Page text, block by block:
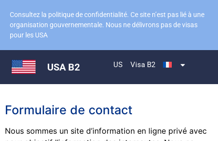
Consultez la politique de confidentialité. Ce site n’est pas lié à une
organisation gouvernementale. Nous ne délivrons pas de visas
pour les USA
USA B2 US Visa B2
Formulaire de contact
Nous sommes un site d’information en ligne privé avec